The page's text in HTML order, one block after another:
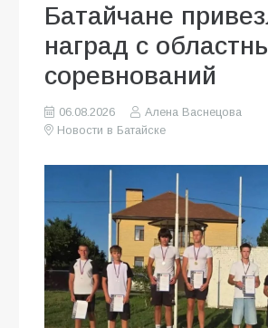
Батайчане
наград с
соревнований
06.08.2026
Алена Васнецова
Новости в Батайске